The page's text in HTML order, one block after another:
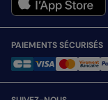
PAIEMENTS SÉCURISÉS